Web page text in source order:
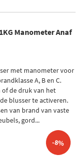
Manometer Anaf
met manometer voor
A, B en C.
of de druk van het
blusser te activeren.
van brand van vaste
gord...
-8%